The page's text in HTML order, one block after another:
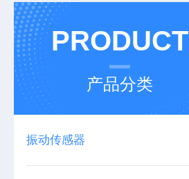
PRODUCT
产品分类
振动传感器